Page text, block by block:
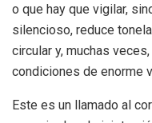
o que hay que vigilar,
silencioso, reduce
circular y, muchas
condiciones de enorme
Este es un llamado al